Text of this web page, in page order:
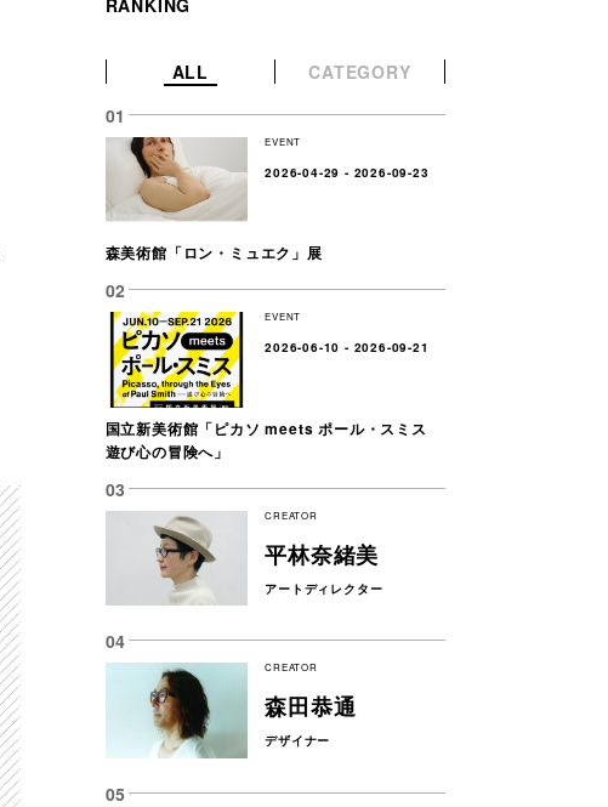
RANKING
ALL CATEGORY
EVENT
2026-04-29 - 2026-09-23
森美術館「ロン・ミュエク」展
EVENT
2026-06-10 - 2026-09-21
国立新美術館「ピカソ meets ポール・スミス
遊び心の冒険へ」
CREATOR
平林奈緒美
アートディレクター
CREATOR
森田恭通
デザイナー